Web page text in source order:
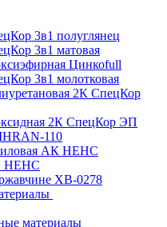
3в1 полуглянец
3в1 матовая
Цинкоfull
3в1 молотковая
2К СпецКор
2К СпецКор ЭП
110
АК НЕНС
НЕНС
ХВ-0278
материалы